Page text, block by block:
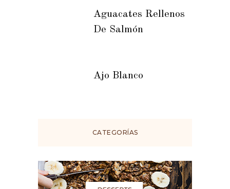
Aguacates Rellenos
De Salmón
Ajo Blanco
CATEGORÍAS